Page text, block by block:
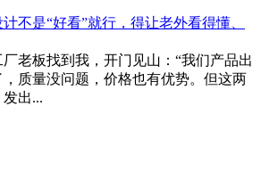
不是“好看”就行，得让老外看得懂、
老板找到我，开门见山：“我们产品出
质量没问题，价格也有优势。但这两
出...